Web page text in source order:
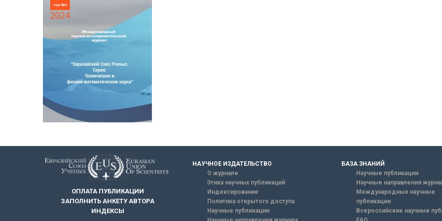
ОПЛАТА ПУБЛИКАЦИИ
ЗАПОЛНИТЬ АНКЕТУ АВТОРА
ИНДЕКСЫ
НАУЧНОЕ ИЗДАТЕЛЬСТВО
О журнале
Этика научных публикаций
Индексирование
Политика открытого доступа
Научные публикации
БАЗА ЗНАНИЙ
Научные публикации
Научные направления
Международные научные
публикации
Всероссийские научные